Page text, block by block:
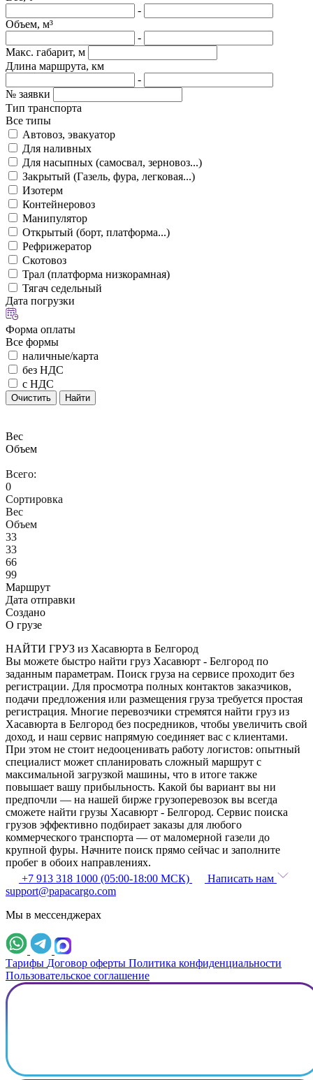
-
Объем, м³
-
Макс. габарит, м
Длина маршрута, км
-
№ заявки
Тип транспорта
Все типы
Автовоз, эвакуатор
Для наливных
Для насыпных (самосвал, зерновоз...)
Закрытый (Газель, фура, легковая...)
Изотерм
Контейнеровоз
Манипулятор
Открытый (борт, платформа...)
Рефрижератор
Скотовоз
Трал (платформа низкорамная)
Тягач седельный
Дата погрузки
Форма оплаты
Все формы
наличные/карта
без НДС
с НДС
Очистить Найти
Вес
Объем
Всего:
0
Сортировка
Вес
Объем
33
33
66
99
Маршрут
Дата отправки
Создано
О грузе
НАЙТИ ГРУЗ из Хасавюрта в Белгород
Вы можете быстро найти груз Хасавюрт - Белгород по
заданным параметрам. Поиск груза на сервисе проходит без
регистрации. Для просмотра полных контактов заказчиков,
подачи предложения или размещения груза требуется простая
регистрация. Многие перевозчики стремятся найти груз из
Хасавюрта в Белгород без посредников, чтобы увеличить свой
доход, и наш сервис напрямую соединяет вас с клиентами.
При этом не стоит недооценивать работу логистов: опытный
специалист может спланировать сложный маршрут с
максимальной загрузкой машины, что в итоге также
повышает вашу прибыльность. Какой бы вариант вы ни
предпочли — на нашей бирже грузоперевозок вы всегда
сможете найти грузы Хасавюрт - Белгород. Сервис поиска
грузов эффективно подбирает заказы для любого
коммерческого транспорта — от маломерной газели до
крупной фуры. Начните поиск прямо сейчас и заполните
пробег в обоих направлениях.
+7 913 318 1000 (05:00-18:00 МСК)
Написать нам
support@papacargo.com
Мы в мессенджерах
Тарифы Договор оферты Политика конфиденциальности
Пользовательское соглашение